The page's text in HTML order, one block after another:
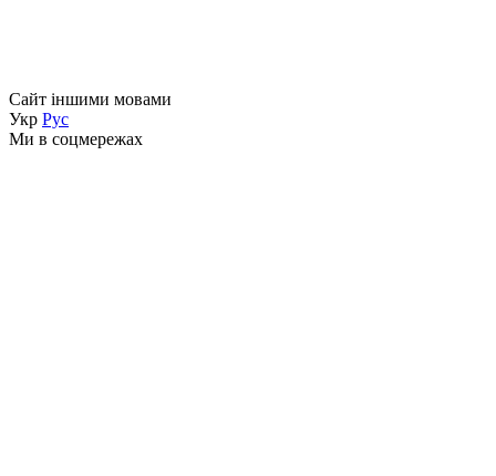
Сайт іншими мовами
Укр Рус
Ми в соцмережах